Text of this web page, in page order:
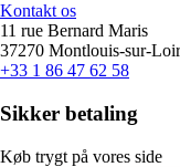
Kontakt os
11 rue Bernard Maris
37270 Montlouis-sur-
+33 1 86 47 62 58
Sikker betaling
Køb trygt på vores side